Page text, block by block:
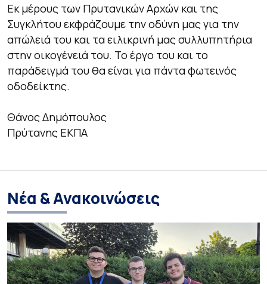
Εκ μέρους των Πρυτανικών Αρχών και της
Συγκλήτου εκφράζουμε την οδύνη μας για την
απώλειά του και τα ειλικρινή μας συλλυπητήρια
στην οικογένειά του. Το έργο του και το
παράδειγμά του θα είναι για πάντα φωτεινός
οδοδείκτης.
Θάνος Δημόπουλος
Πρύτανης ΕΚΠΑ
Νέα & Ανακοινώσεις